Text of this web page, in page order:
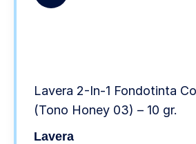
Lavera 2-In-1 Fondotinta
(Tono Honey 03) – 10 gr.
Lavera